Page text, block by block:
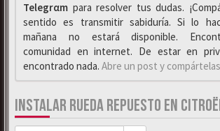
Telegrαm para resolver tus dudas.
sentido es transmitir sabiduría. Si lo
mañana no estará disponible.
comunidad en internet. De estar en
encontrado nada. Abre un post y compártelas
INSTALAR RUEDA REPUESTO EN